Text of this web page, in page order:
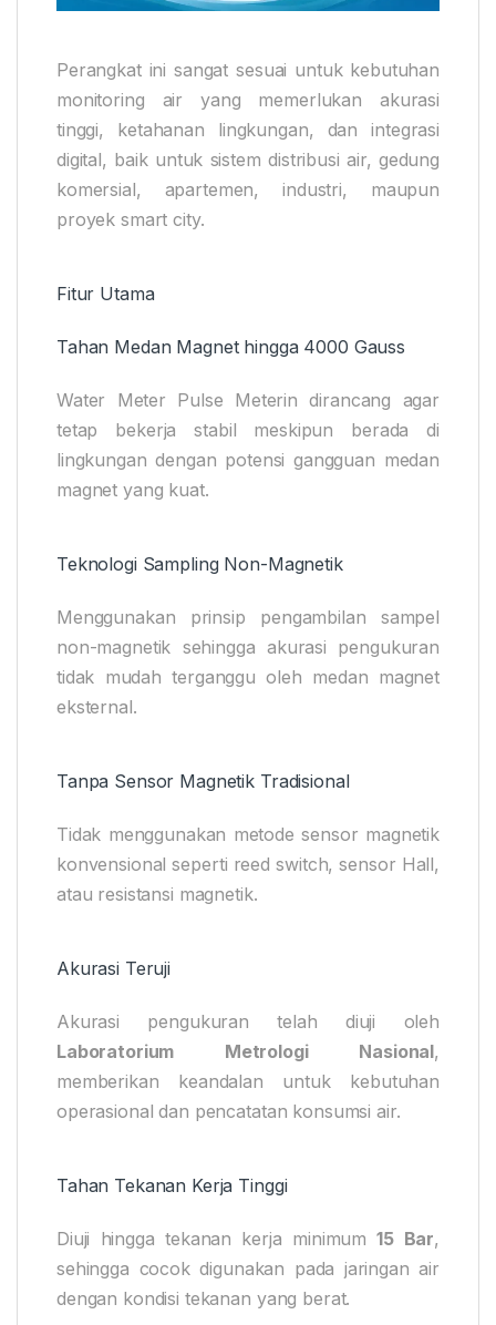
Perangkat ini sangat sesuai untuk kebutuhan
monitoring air yang memerlukan akurasi
tinggi, ketahanan lingkungan, dan integrasi
digital, baik untuk sistem distribusi air, gedung
komersial, apartemen, industri, maupun
proyek smart city.
Fitur Utama
Tahan Medan Magnet hingga 4000 Gauss
Water Meter Pulse Meterin dirancang agar
tetap bekerja stabil meskipun berada di
lingkungan dengan potensi gangguan medan
magnet yang kuat.
Teknologi Sampling Non-Magnetik
Menggunakan prinsip pengambilan sampel
non-magnetik sehingga akurasi pengukuran
tidak mudah terganggu oleh medan magnet
eksternal.
Tanpa Sensor Magnetik Tradisional
Tidak menggunakan metode sensor magnetik
konvensional seperti reed switch, sensor Hall,
atau resistansi magnetik.
Akurasi Teruji
Akurasi pengukuran telah diuji oleh
Laboratorium Metrologi Nasional,
memberikan keandalan untuk kebutuhan
operasional dan pencatatan konsumsi air.
Tahan Tekanan Kerja Tinggi
Diuji hingga tekanan kerja minimum15 Bar,
sehingga cocok digunakan pada jaringan air
dengan kondisi tekanan yang berat.